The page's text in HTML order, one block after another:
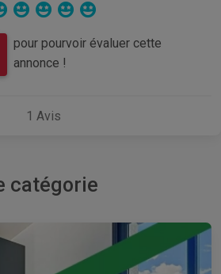
pour pourvoir évaluer cette
annonce !
1 Avis
catégorie